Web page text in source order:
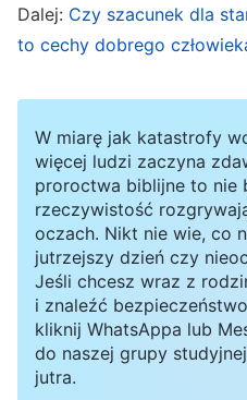
gdy wykonywałam
pomagała mi zajmować
mówi przysłowie: „Za
odwdzięczyć się
tym Li Lan bardzo mi
obnażyła jej
pokazałabym w ten
pozbawiona sumienia?
taktownie
„Przez ostatnie dwa
zgromadzenia razem z
Dalej: Czy szacunek dla
to cechy dobrego
W miarę jak katastrofy
więcej ludzi zaczyna
proroctwa biblijne to nie
rzeczywistość
oczach. Nikt nie wie, co
jutrzejszy dzień czy
Jeśli chcesz wraz z
i znaleźć
kliknij WhatsAppa lub
do naszej grupy
jutra.